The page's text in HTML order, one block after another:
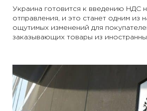
Украина готовится к введению НДС
отправления, и это станет одним из
ощутимых изменений для
заказывающих товары из